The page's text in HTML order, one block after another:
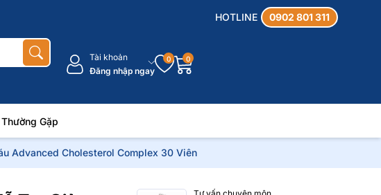
HOTLINE 0902 801 311
Tài khoản
Đăng nhập ngay
0 0
Gặp
Advanced Cholesterol Complex 30 Viên